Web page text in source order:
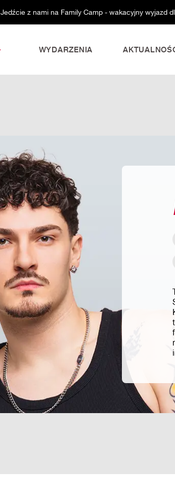
Jedźcie z nami na Family Camp - wakacyjny wyjazd
WYDARZENIA